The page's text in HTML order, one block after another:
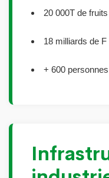
20 000T de
18 milliards de F
+ 600